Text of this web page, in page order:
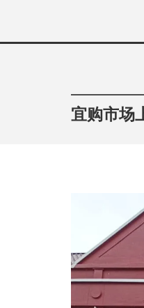
content
宜购市场